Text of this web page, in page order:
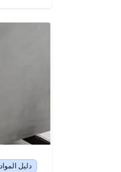
دليل المواد